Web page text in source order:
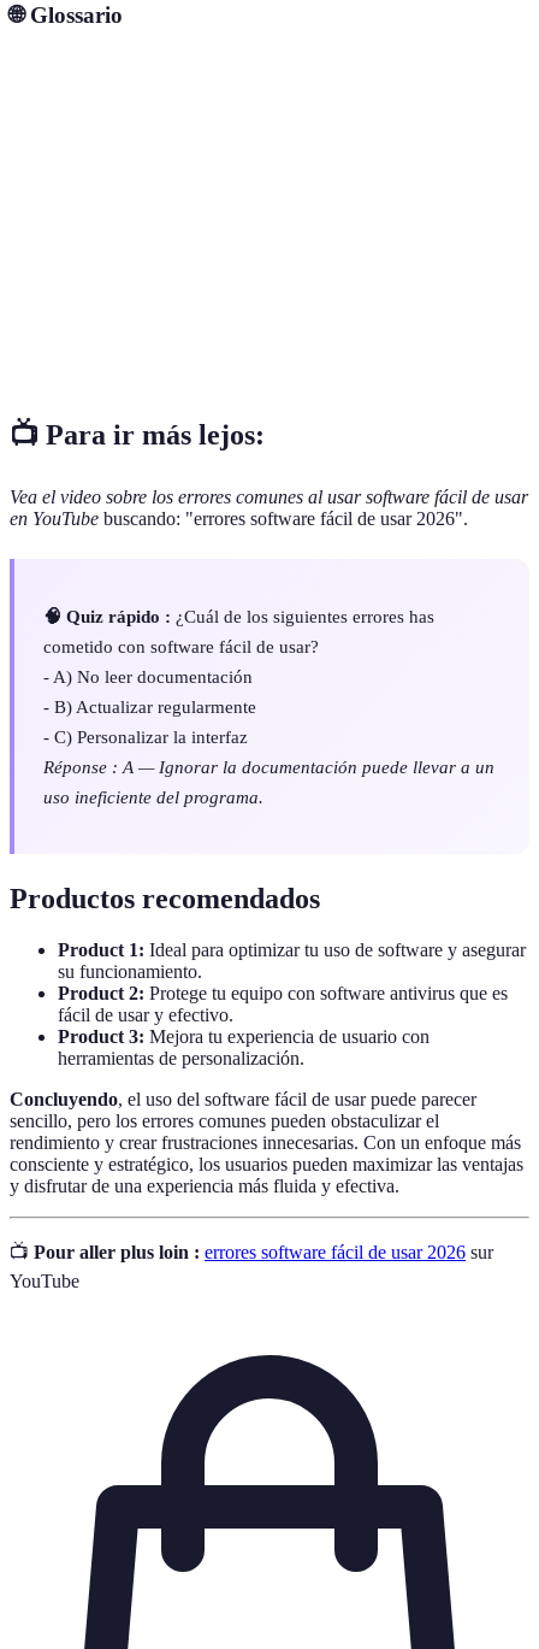
🌐 Glossario
📺 Para ir más lejos:
Vea el video sobre los errores comunes al usar software fácil de usar
en YouTube buscando: "errores software fácil de usar 2026".
🧠 Quiz rápido : ¿Cuál de los siguientes errores has
cometido con software fácil de usar?
- A) No leer documentación
- B) Actualizar regularmente
- C) Personalizar la interfaz
Réponse : A — Ignorar la documentación puede llevar a un
uso ineficiente del programa.
Productos recomendados
Product 1: Ideal para optimizar tu uso de software y asegurar
su funcionamiento.
Product 2: Protege tu equipo con software antivirus que es
fácil de usar y efectivo.
Product 3: Mejora tu experiencia de usuario con
herramientas de personalización.
Concluyendo, el uso del software fácil de usar puede parecer
sencillo, pero los errores comunes pueden obstaculizar el
rendimiento y crear frustraciones innecesarias. Con un enfoque más
consciente y estratégico, los usuarios pueden maximizar las ventajas
y disfrutar de una experiencia más fluida y efectiva.
📺 Pour aller plus loin : errores software fácil de usar 2026 sur
YouTube